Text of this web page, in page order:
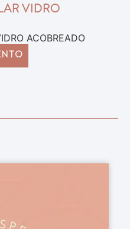
VIDRO
ACOBREADO